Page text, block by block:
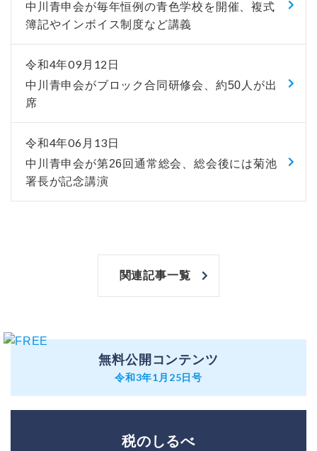
中川青申会が毎年恒例の青色学校を開催、複式
簿記やインボイス制度など講義
令和4年09月12日
中川青申会がブロック合同研修会、約50人が出
席
令和4年06月13日
中川青申会が第26回通常総会、総会後には菊池
署長が記念講演
関連記事一覧
無料公開コンテンツ
令和3年1月25日号
税のしるべ